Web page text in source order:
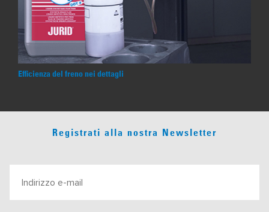
Efficienza del freno nei dettagli
Registrati alla nostra Newsletter